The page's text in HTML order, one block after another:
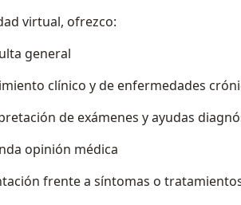
virtual, ofrezco:
general
clínico y de enfermedades
de exámenes y ayudas
opinión médica
frente a síntomas o